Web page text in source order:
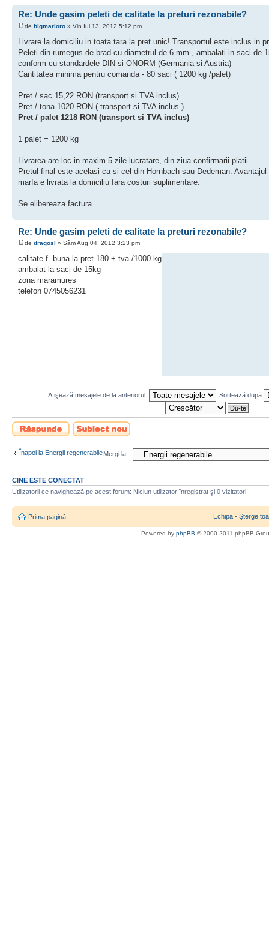
Re: Unde gasim peleti de calitate la preturi rezonabile?
de bigmarioro » Vin Iul 13, 2012 5:12 pm
Livrare la domiciliu in toata tara la pret unic! Transportul este inclus in
Peleti din rumegus de brad cu diametrul de 6 mm , ambalati in saci de
conform cu standardele DIN si ONORM (Germania si Austria)
Cantitatea minima pentru comanda - 80 saci ( 1200 kg /palet)
Pret / sac 15,22 RON (transport si TVA inclus)
Pret / tona 1020 RON ( transport si TVA inclus )
Pret / palet 1218 RON (transport si TVA inclus)
1 palet = 1200 kg
Livrarea are loc in maxim 5 zile lucratare, din ziua confirmarii platii.
Pretul final este acelasi ca si cel din Hornbach sau Dedeman.
marfa e livrata la domiciliu fara costuri suplimentare.
Se elibereaza factura.
Re: Unde gasim peleti de calitate la preturi rezonabile?
de dragosl » Sâm Aug 04, 2012 3:23 pm
calitate f. buna la pret 180 + tva /1000 kg
ambalat la saci de 15kg
zona maramures
telefon 0745056231
Afişează mesajele de la anteriorul: Sortează după
Scrie un răspuns
Scrie un subiect
nou
Înapoi la Energii regenerabileMergi la:
CINE ESTE CONECTAT
Utilizatorii ce navighează pe acest forum: Niciun utilizator înregistrat şi 0 vizitatori
Prima pagină Echipa • Şterge
Powered by phpBB © 2000-2011 phpBB